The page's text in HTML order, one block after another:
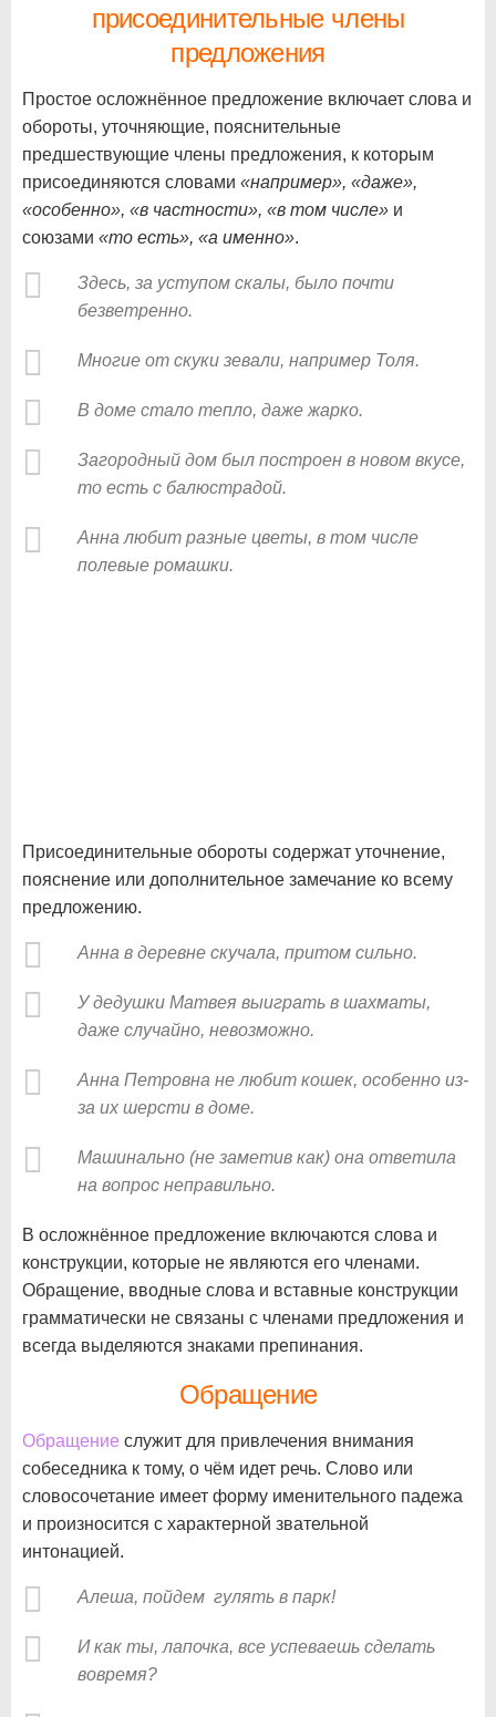
присоединительные члены
предложения
Простое осложнённое предложение включает слова и
обороты, уточняющие, пояснительные
предшествующие члены предложения, к которым
присоединяются словами «например», «даже»,
«особенно», «в частности», «в том числе» и
союзами «то есть», «а именно».
Здесь, за уступом скалы, было почти
безветренно.
Многие от скуки зевали, например Толя.
В доме стало тепло, даже жарко.
Загородный дом был построен в новом вкусе,
то есть с балюстрадой.
Анна любит разные цветы, в том числе
полевые ромашки.
Присоединительные обороты содержат уточнение,
пояснение или дополнительное замечание ко всему
предложению.
Анна в деревне скучала, притом сильно.
У дедушки Матвея выиграть в шахматы,
даже случайно, невозможно.
Анна Петровна не любит кошек, особенно из-
за их шерсти в доме.
Машинально (не заметив как) она ответила
на вопрос неправильно.
В осложнённое предложение включаются слова и
конструкции, которые не являются его членами.
Обращение, вводные слова и вставные конструкции
грамматически не связаны с членами предложения и
всегда выделяются знаками препинания.
Обращение
Обращение служит для привлечения внимания
собеседника к тому, о чём идет речь. Слово или
словосочетание имеет форму именительного падежа
и произносится с характерной звательной
интонацией.
Алеша, пойдем гулять в парк!
И как ты, лапочка, все успеваешь сделать
вовремя?